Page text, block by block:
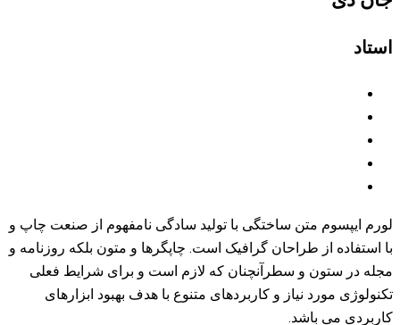
با تولید سادگی نامفهوم از صنعت چاپ و
است. چاپگرها و متون بلکه روزنامه و
که لازم است و برای شرایط فعلی
متنوع با هدف بهبود ابزارهای